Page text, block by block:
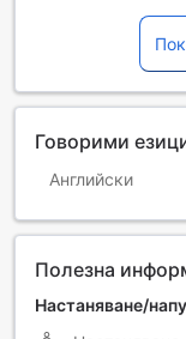
Говорими
Английски
Полезна
Настаняване/